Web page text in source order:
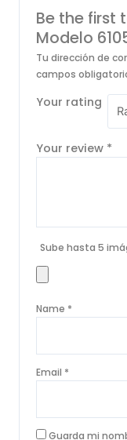
Be the first
Modelo
Tu dirección de
campos
Your rating
Your review *
Sube hasta 5
Name *
Email *
Guarda mi